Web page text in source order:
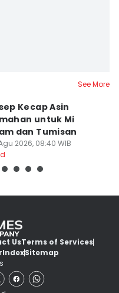
See More
Kecap Asin
untuk Mi
dan Tumisan
2026, 08:40 WIB
UsTerms of Services
IndexSitemap